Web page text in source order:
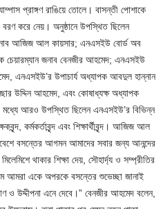
প্রাঙ্গণ রাঙিয়ে তোলে। বাসন্তী পোশাকে
বরণ করে নেয়। অনুষ্ঠানে উপস্থিত ছিলেন
আজিজ আল কায়সার; এনএসইউ বোর্ড অব
চেয়ারম্যান জনাব বেনজীর আহমেদ; এনএসইউ
এনএসইউ’র উপাচার্য অধ্যাপক আবদুল হান্নান
উদ্দিন আহমেদ, এবং কোষাধ্যক্ষ অধ্যাপক
আরও উপস্থিত ছিলেন এনএসইউ’র বিভিন্ন
কর্মকর্তাবৃন্দ এবং শিক্ষার্থীবৃন্দ। আজিজ আল
বসন্তের আগমন আমাদের সবার জন্য আনন্দের
থাকার শিক্ষা দেয়, সৌহার্দ্য ও সম্প্রীতির
একে অপরকে বসন্তের শুভেচ্ছা জানাই
উদ্দীপনা এনে দেবে।” বেনজীর আহমেদ বলেন,